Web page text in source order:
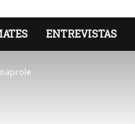
ENTREVISTAS